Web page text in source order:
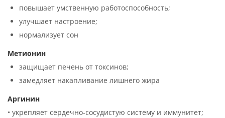
повышает умственную работоспособность;
улучшает настроение;
нормализует сон
Метионин
защищает печень от токсинов;
замедляет накапливание лишнего жира
Аргинин
• укрепляет сердечно-сосудистую систему и иммунитет;